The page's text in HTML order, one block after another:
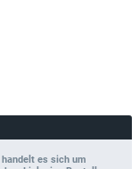
es sich um